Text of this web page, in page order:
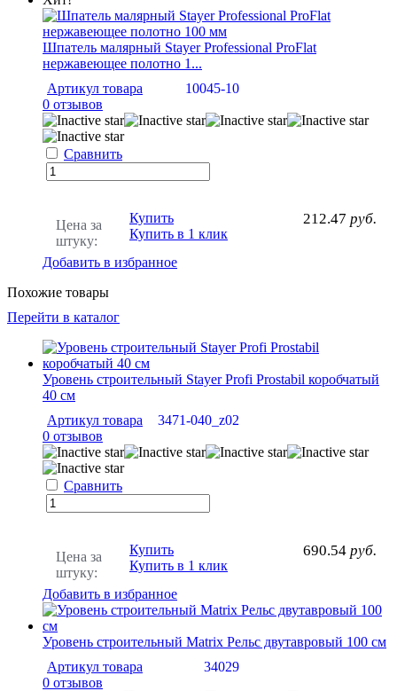
Шпатель малярный Stayer Professional ProFlat
нержавеющее полотно 1...
Артикул товара
10045-10
0 отзывов
Сравнить
Цена за
штуку:
212.47 руб.
Купить
Купить в 1 клик
Добавить в избранное
Похожие товары
Перейти в каталог
Уровень строительный Stayer Profi Prostabil коробчатый
40 см
Артикул товара
3471-040_z02
0 отзывов
Сравнить
Цена за
штуку:
690.54 руб.
Купить
Купить в 1 клик
Добавить в избранное
Уровень строительный Matrix Рельс двутавровый 100 см
Артикул товара
34029
0 отзывов